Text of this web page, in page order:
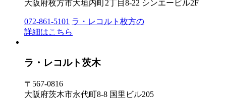
大阪府枚方市大垣内町2丁目8-22 シンエービル2F
072-861-5101 ラ・レコルト枚方の
詳細はこちら
ラ・レコルト茨木
〒567-0816
大阪府茨木市永代町8-8 国里ビル205